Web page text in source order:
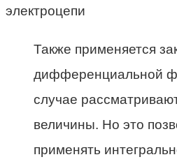
Также применяется
дифференциальной
случае
величины. Но это
применять